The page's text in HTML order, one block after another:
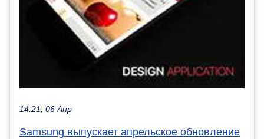
14:21, 06 Апр
Samsung выпускает апрельское обновление